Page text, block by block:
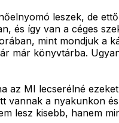
leszek, de
és így van a céges
mint mondjuk a
már könyvtárba.
az MI lecserélné
vannak a nyakunkon
lesz kisebb, hanem